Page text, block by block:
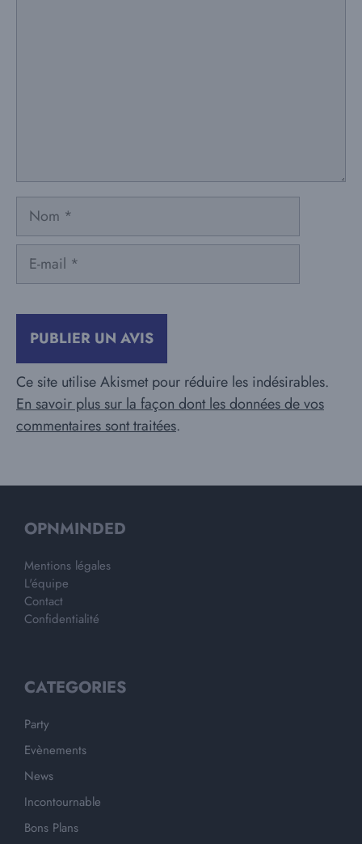
Nom
Ce site utilise Akismet pour réduire les indésirables.
En savoir plus sur la façon dont les données de vos
commentaires sont traitées.
OPNMINDED
Mentions légales
L'équipe
Contact
Confidentialité
CATEGORIES
Party
Evènements
News
Incontournable
Bons Plans